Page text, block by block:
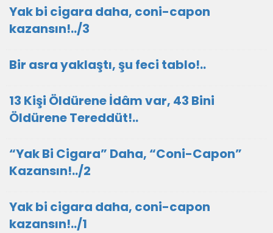
Yak bi cigara daha, coni-capon
kazansın!../3
Bir asra yaklaştı, şu feci tablo!..
13 Kişi Öldürene İdâm var, 43 Bini
Öldürene Tereddüt!..
“Yak Bi Cigara” Daha, “Coni-Capon”
Kazansın!../2
Yak bi cigara daha, coni-capon
kazansın!../1